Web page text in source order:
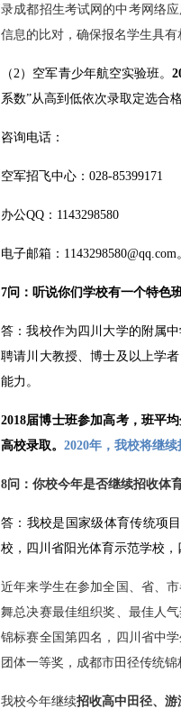
录成都招生考试网的中考网络
信息的比对，确保报名学生具有
（2）空军青少年航空实验班。
系数”从高到低依次录取定选合
咨询电话：
空军招飞中心：028-85399171
办公QQ：1143298580
电子邮箱：1143298580@qq.com
7问：听说你们学校有一个特色
答：我校作为四川大学的附属
聘请川大教授、博士及以上学
能力。
2018届博士班参加高考，班平
高校录取。 2020年，我校将继续
8问：你校今年是否继续招收体
答：我校是国家级体育传统项
校，四川省阳光体育示范学校
近年来学生在参加全国、省、
舞总决赛最佳组织奖、最佳人
锦标赛全国第四名，四川省中
团体一等奖，成都市田径传统
我校今年继续招收高中田径、